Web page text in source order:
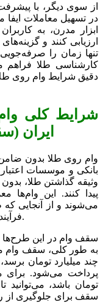
از سوی دیگر، با
در تسهیل معاملات ایفا
ابزار مدرن، به
ارزیابی کنند و
تنها زمان را
کارشناسی طلا فراهم
دقیق شرایط وام روی طلا
شرایط کلی
ایران
وام روی طلا بدون
بانکی و موسسات
وثیقه گذاشتن طلا،
پیدا کنند. این
می‌شوند و از آنجایی که
فرآیند دریافت آن سریع‌تر از وام‌های سنتی است.
سقف وام در این طرح‌ها
سقف برای جلوگیری از